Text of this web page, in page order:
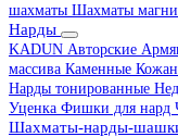
шахматы Шахматы
Нарды
KADUN Авторские
массива Каменные
Нарды тонированные
Уценка Фишки для нард
Шахматы-нарды-